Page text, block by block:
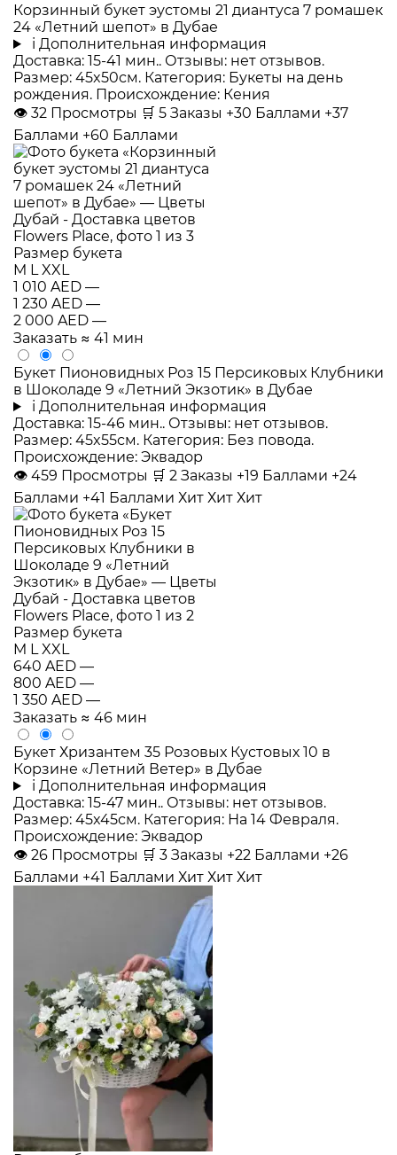
Корзинный букет эустомы 21 диантуса 7 ромашек
24 «Летний шепот» в Дубае
i Дополнительная информация
Доставка: 15-41 мин.. Отзывы: нет отзывов.
Размер: 45x50см. Категория: Букеты на день
рождения. Происхождение: Кения
👁 32 Просмотры 🛒 5 Заказы +30 Баллами +37
Баллами +60 Баллами
Размер букета
M LXXL
1 010 AED —
1 230 AED —
2 000 AED —
Заказать ≈ 41 мин
Букет Пионовидных Роз 15 Персиковых Клубники
в Шоколаде 9 «Летний Экзотик» в Дубае
i Дополнительная информация
Доставка: 15-46 мин.. Отзывы: нет отзывов.
Размер: 45x55см. Категория: Без повода.
Происхождение: Эквадор
👁 459 Просмотры 🛒 2 Заказы +19 Баллами +24
Баллами +41 Баллами Хит Хит Хит
Размер букета
M LXXL
640 AED —
800 AED —
1 350 AED —
Заказать ≈ 46 мин
Букет Хризантем 35 Розовых Кустовых 10 в
Корзине «Летний Ветер» в Дубае
i Дополнительная информация
Доставка: 15-47 мин.. Отзывы: нет отзывов.
Размер: 45x45см. Категория: На 14 Февраля.
Происхождение: Эквадор
👁 26 Просмотры 🛒 3 Заказы +22 Баллами +26
Баллами +41 Баллами Хит Хит Хит